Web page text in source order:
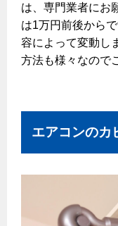
は、専門業者にお
は1万円前後から
容によって変動し
方法も様々なので
エアコンのカ